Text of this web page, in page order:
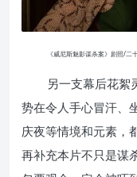
《威尼斯魅影谋杀案》剧照/二
另一支幕后花絮
势在令人手心冒汗、
庆夜等情境和元素，
再补充本片不只是谋